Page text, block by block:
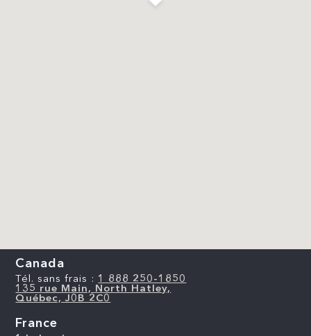
Canada
Tél. sans frais : 1 888 250-1850
135 rue Main, North Hatley,
Québec, J0B 2C0
France